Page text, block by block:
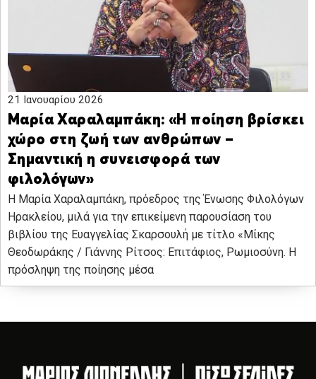
21 Ιανουαρίου 2026
Μαρία Χαραλαμπάκη: «Η ποίηση βρίσκει
χώρο στη ζωή των ανθρώπων –
Σημαντική η συνεισφορά των
φιλολόγων»
H Μαρία Χαραλαμπάκη, πρόεδρος της Ένωσης Φιλολόγων
Ηρακλείου, μιλά για την επικείμενη παρουσίαση του
βιβλίου της Ευαγγελίας Σκαρσουλή με τίτλο «Μίκης
Θεοδωράκης / Γιάννης Ρίτσος: Επιτάφιος, Ρωμιοσύνη. Η
πρόσληψη της ποίησης μέσα